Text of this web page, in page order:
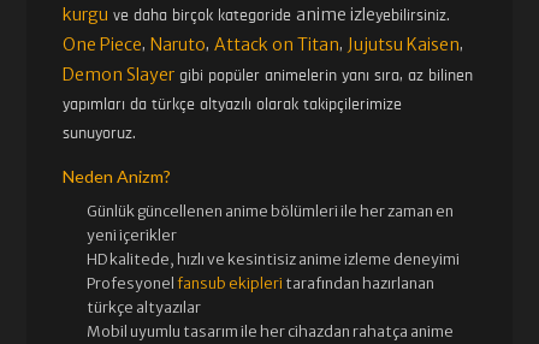
kurgu ve daha birçok kategoride anime izleyebilirsiniz.
One Piece, Naruto,Attack on Titan, Jujutsu Kaisen,
Demon Slayer gibi popüler animelerin yanı sıra, az bilinen
yapımları da türkçe altyazılı olarak takipçilerimize
sunuyoruz.
Neden Anizm?
Günlük güncellenen anime bölümleri ile her zaman en
yeni içerikler
HD kalitede, hızlı ve kesintisiz anime izleme deneyimi
Profesyonelfansub ekipleri tarafından hazırlanan
türkçe altyazılar
Mobil uyumlu tasarım ile her cihazdan rahatça anime